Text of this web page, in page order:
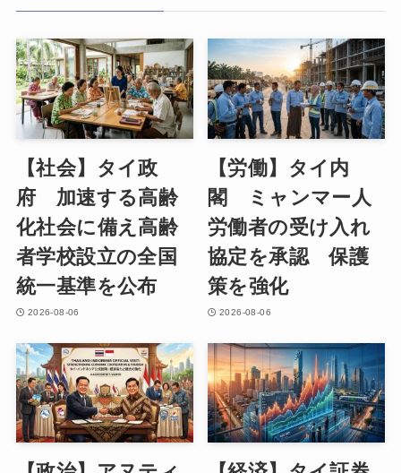
【社会】タイ政
府 加速する高齢
化社会に備え高齢
者学校設立の全国
統一基準を公布
2026-08-06
【労働】タイ内
閣 ミャンマー人
労働者の受け入れ
協定を承認 保護
策を強化
2026-08-06